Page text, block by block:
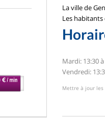
La ville de
Les habitants
Mardi: 13:30
Vendredi:
Mettre à jour